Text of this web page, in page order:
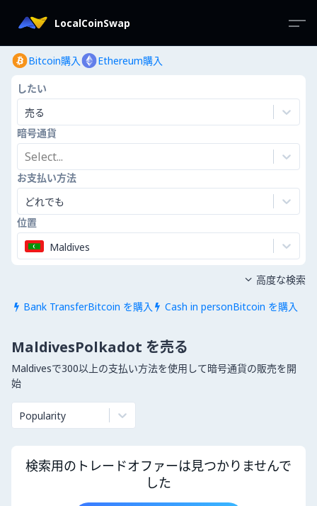
LocalCoinSwap
Bitcoin購入 Ethereum購入
したい
売る
暗号通貨
Select...
お支払い方法
どれでも
位置
Maldives
 Bank TransferBitcoin を購入  Cash in personBitcoin を購入
 高度な検索
MaldivesPolkadot を売る
Maldivesで300以上の支払い方法を使用して暗号通貨の販売を開
始
Popularity
検索用のトレードオファーは見つかりませんで
した